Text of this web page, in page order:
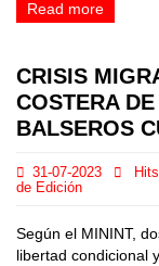
Read more
CRISIS
COSTERA
BALSEROS
31-07-2023
de Edición
Según el MININT,
libertad condicional